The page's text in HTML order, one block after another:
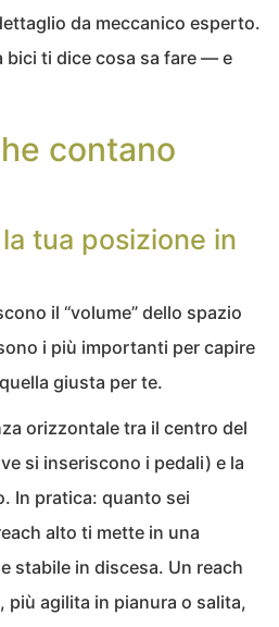
da meccanico esperto.
bici ti dice cosa sa fare — e
contano
tua posizione in
il “volume” dello spazio
i più importanti per capire
giusta per te.
orizzontale tra il centro del
si inseriscono i pedali) e la
In pratica: quanto sei
alto ti mette in una
stabile in discesa. Un reach
più agilita in pianura o salita,